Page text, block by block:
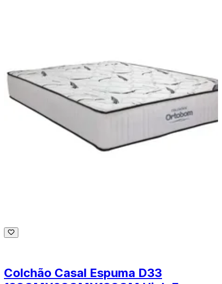
Colchão Casal Espuma D33